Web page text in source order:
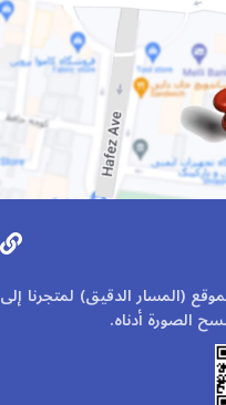
(المسار الدقيق) لمتجرنا إلى
الصورة أدناه.